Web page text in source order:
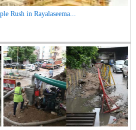
Rush in Rayalaseema...